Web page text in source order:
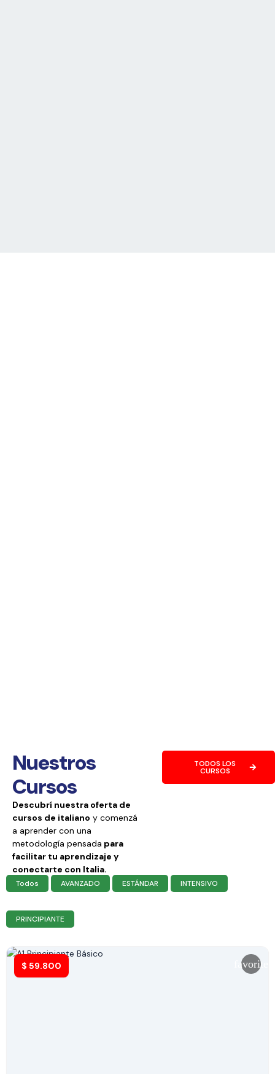
Nuestros
Cursos
Descubrí nuestra oferta de
cursos de italiano y comenzá
a aprender con una
metodología pensada para
facilitar tu aprendizaje y
conectarte con Italia.
TODOS LOS
CURSOS
Todos AVANZADO ESTÁNDAR INTENSIVO
PRINCIPIANTE
$ 59.800 favorite